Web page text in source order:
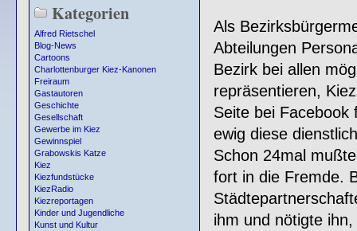
Kategorien
Alfred Rietschel
Blog-News
Cartoons
Charlottenburger Kiez-Kanonen
Freiraum
Gastautoren
Geschichte
Gesellschaft
Gewerbe im Kiez
Gewinnspiel
Grabowskis Katze
Kiez
Kiezfundstücke
KiezRadio
Kiezreportagen
Kinder und Jugendliche
Kunst und Kultur
Als
Abteilungen
Bezirk bei allen
repräsentieren,
Seite bei Facebook
ewig diese
Schon 24mal
fort in die Fremde.
ihm und nötigte